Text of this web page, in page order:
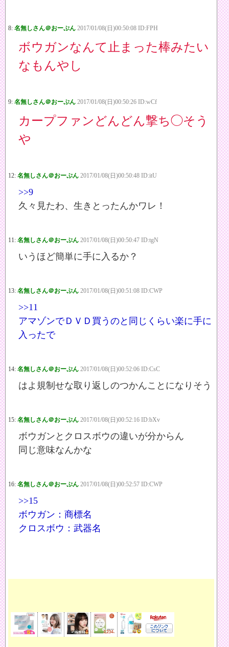
8: 名無しさん＠おーぷん 2017/01/08(日)00:50:08 ID:FPH
ボウガンなんて止まった棒みたい
なもんやし
9: 名無しさん＠おーぷん 2017/01/08(日)00:50:26 ID:wCf
カープファンどんどん撃ち◯そう
や
12: 名無しさん＠おーぷん 2017/01/08(日)00:50:48 ID:itU
>>9
久々見たわ、生きとったんかワレ！
11: 名無しさん＠おーぷん 2017/01/08(日)00:50:47 ID:tgN
いうほど簡単に手に入るか？
13: 名無しさん＠おーぷん 2017/01/08(日)00:51:08 ID:CWP
>>11
アマゾンでＤＶＤ買うのと同じくらい楽に手に
入ったで
14: 名無しさん＠おーぷん 2017/01/08(日)00:52:06 ID:CsC
はよ規制せな取り返しのつかんことになりそう
15: 名無しさん＠おーぷん 2017/01/08(日)00:52:16 ID:bXv
ボウガンとクロスボウの違いが分からん
同じ意味なんかな
16: 名無しさん＠おーぷん 2017/01/08(日)00:52:57 ID:CWP
>>15
ボウガン：商標名
クロスボウ：武器名